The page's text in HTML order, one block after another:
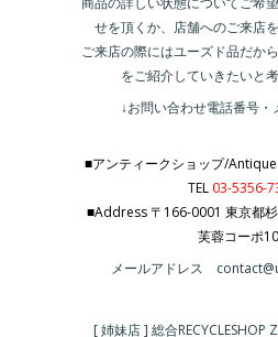
せを頂くか、店舗へのご来店
ご来店の際にはユーズド品だか
をご紹介していきたいと
↓お問い合わせ電話番号・
■アンティークショップ/
TEL03-5356-
■Address 〒166-0001 東京都
芙蓉コーポ
メールアドレス
[ 姉妹店 ] 総合RECYCLESHOP